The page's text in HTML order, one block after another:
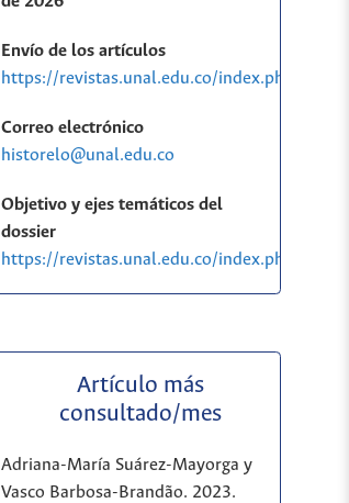
Envío de los artículos
https://revistas.unal.edu.co/index.php/
Correo electrónico
historelo@unal.edu.co
Objetivo y ejes temáticos del
dossier
https://revistas.unal.edu.co/index.php/
Artículo más
consultado/mes
Adriana-María Suárez-Mayorga y
Vasco Barbosa-Brandão. 2023.